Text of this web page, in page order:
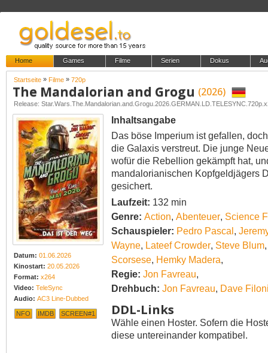
Home Games Filme Serien Dokus
Startseite » Filme » 720p
The Mandalorian and Grogu (2026)
Release:
Datum: 01.06.2026
Kinostart: 20.05.2026
Format: x264
Video: TeleSync
Audio: AC3 Line-Dubbed
NFO IMDB SCREEN#1
Inhaltsangabe
Das böse Imperium ist gefallen,
die Galaxis verstreut. Die junge
wofür die Rebellion gekämpft hat,
mandalorianischen Kopfgeldjägers
gesichert.
Laufzeit: 132 min
Genre: Action, Abenteuer, Science
Schauspieler: Pedro Pascal ,
Wayne, Lateef Crowder, Steve Blum
Scorsese, Hemky Madera,
Regie: Jon Favreau,
Drehbuch: Jon Favreau, Dave
DDL-Links
Wähle einen Hoster. Sofern die
diese untereinander kompatibel.